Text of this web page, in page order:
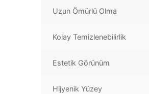
Uzun Ömürlü Olma
Kolay Temizlenebilirlik
Estetik Görünüm
Hijyenik Yüzey